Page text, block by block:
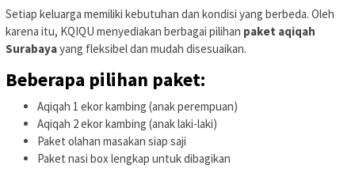
Setiap keluarga memiliki kebutuhan dan kondisi yang berbeda. Oleh
karena itu, KQIQU menyediakan berbagai pilihan paket aqiqah
Surabayayang fleksibel dan mudah disesuaikan.
Beberapa pilihan paket:
Aqiqah 1 ekor kambing (anak perempuan)
Aqiqah 2 ekor kambing (anak laki-laki)
Paket olahan masakan siap saji
Paket nasi box lengkap untuk dibagikan